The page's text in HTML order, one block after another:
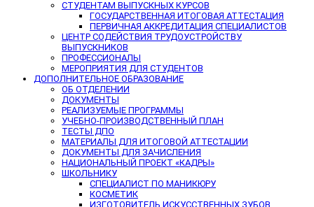
СТУДЕНТАМ ВЫПУСКНЫХ КУРСОВ
ГОСУДАРСТВЕННАЯ ИТОГОВАЯ АТТЕСТАЦИЯ
ПЕРВИЧНАЯ АККРЕДИТАЦИЯ СПЕЦИАЛИСТОВ
ЦЕНТР СОДЕЙСТВИЯ ТРУДОУСТРОЙСТВУ
ВЫПУСКНИКОВ
ПРОФЕССИОНАЛЫ
МЕРОПРИЯТИЯ ДЛЯ СТУДЕНТОВ
ДОПОЛНИТЕЛЬНОЕ ОБРАЗОВАНИЕ
ОБ ОТДЕЛЕНИИ
ДОКУМЕНТЫ
РЕАЛИЗУЕМЫЕ ПРОГРАММЫ
УЧЕБНО-ПРОИЗВОДСТВЕННЫЙ ПЛАН
ТЕСТЫ ДПО
МАТЕРИАЛЫ ДЛЯ ИТОГОВОЙ АТТЕСТАЦИИ
ДОКУМЕНТЫ ДЛЯ ЗАЧИСЛЕНИЯ
НАЦИОНАЛЬНЫЙ ПРОЕКТ «КАДРЫ»
ШКОЛЬНИКУ
СПЕЦИАЛИСТ ПО МАНИКЮРУ
КОСМЕТИК
ИЗГОТОВИТЕЛЬ ИСКУССТВЕННЫХ ЗУБОВ